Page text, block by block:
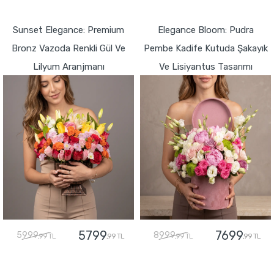
Sunset Elegance: Premium
Bronz Vazoda Renkli Gül Ve
Lilyum Aranjmanı
5999,99 TL 5799,99 TL
Elegance Bloom: Pudra
Pembe Kadife Kutuda Şakayık
Ve Lisiyantus Tasarımı
8999,99 TL 7699,99 TL